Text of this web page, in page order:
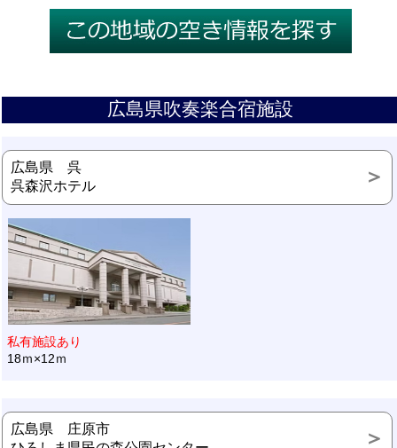
広島県吹奏楽合宿施設
広島県 呉
呉森沢ホテル
私有施設あり
18ｍ×12ｍ
広島県 庄原市